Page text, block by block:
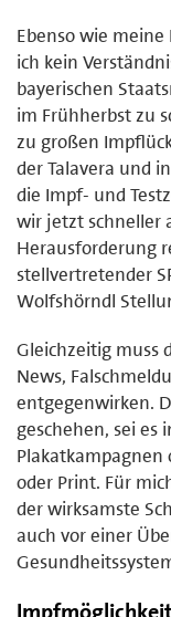
Ebenso wie meine
ich kein
bayerischen
im Frühherbst zu
zu großen
der Talavera und
die Impf- und
wir jetzt schneller
Herausforderung
stellvertretender
Wolfshörndl
Gleichzeitig muss
News,
entgegenwirken.
geschehen, sei es
Plakatkampagnen
oder Print. Für
der wirksamste
auch vor einer